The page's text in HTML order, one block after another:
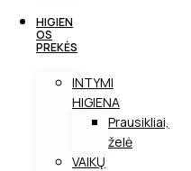
HIGIEN
OS
PREKĖS
INTYMI
HIGIENA
Prausikliai,
želė
VAIKŲ